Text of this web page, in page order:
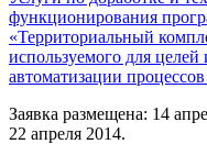
функционирования
«Территориальный
используемого для
автоматизации
Заявка размещена: 14
22 апреля 2014.